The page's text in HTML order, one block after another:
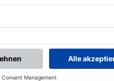
- FC Phönix Mch